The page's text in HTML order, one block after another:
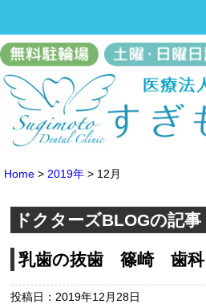
Home > 2019年 > 12月
ドクターズBLOGの記事
乳歯の抜歯 篠崎 歯科
投稿日：2019年12月28日